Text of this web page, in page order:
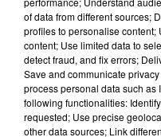
of data from different sources;
profiles to personalise
content; Use limited data to
detect fraud, and fix errors;
Save and communicate
process personal data such as
following functionalities:
requested; Use precise
other data sources; Link